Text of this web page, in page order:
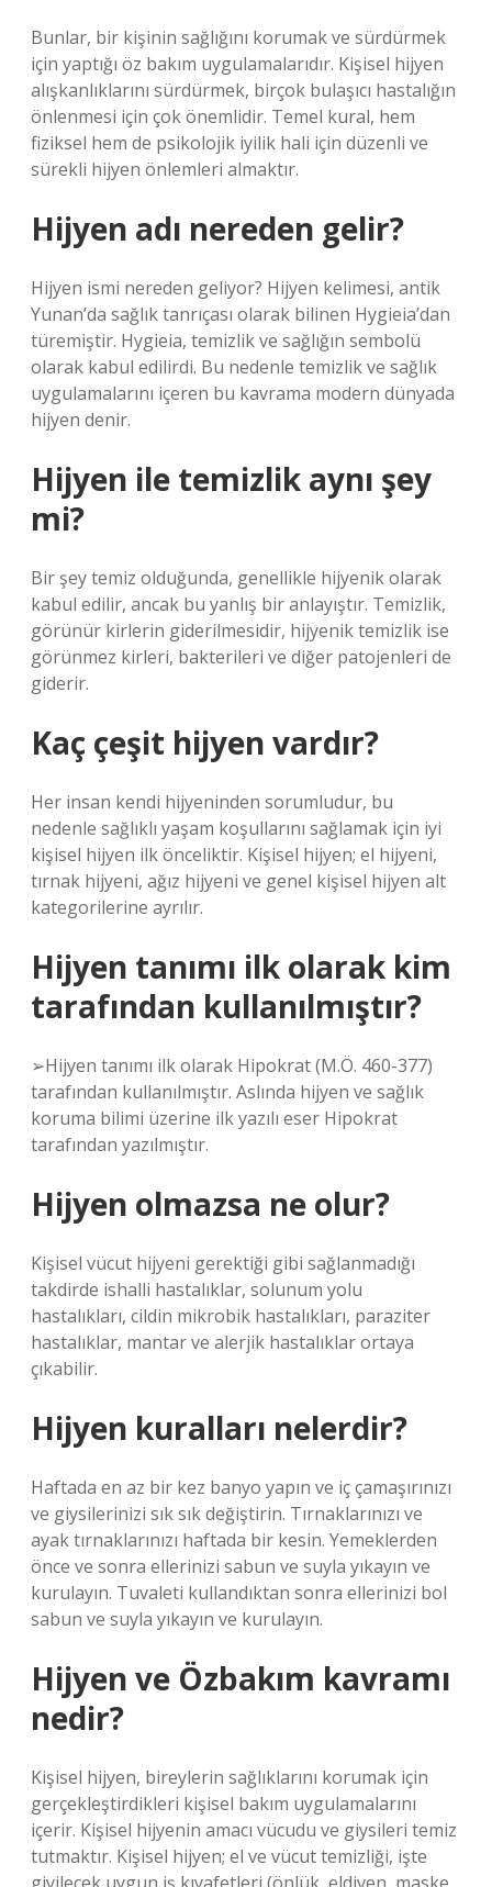
Bunlar, bir kişinin sağlığını korumak ve sürdürmek
için yaptığı öz bakım uygulamalarıdır. Kişisel hijyen
alışkanlıklarını sürdürmek, birçok bulaşıcı hastalığın
önlenmesi için çok önemlidir. Temel kural, hem
fiziksel hem de psikolojik iyilik hali için düzenli ve
sürekli hijyen önlemleri almaktır.
Hijyen adı nereden gelir?
Hijyen ismi nereden geliyor? Hijyen kelimesi, antik
Yunan’da sağlık tanrıçası olarak bilinen Hygieia’dan
türemiştir. Hygieia, temizlik ve sağlığın sembolü
olarak kabul edilirdi. Bu nedenle temizlik ve sağlık
uygulamalarını içeren bu kavrama modern dünyada
hijyen denir.
Hijyen ile temizlik aynı şey
mi?
Bir şey temiz olduğunda, genellikle hijyenik olarak
kabul edilir, ancak bu yanlış bir anlayıştır. Temizlik,
görünür kirlerin giderilmesidir, hijyenik temizlik ise
görünmez kirleri, bakterileri ve diğer patojenleri de
giderir.
Kaç çeşit hijyen vardır?
Her insan kendi hijyeninden sorumludur, bu
nedenle sağlıklı yaşam koşullarını sağlamak için iyi
kişisel hijyen ilk önceliktir. Kişisel hijyen; el hijyeni,
tırnak hijyeni, ağız hijyeni ve genel kişisel hijyen alt
kategorilerine ayrılır.
Hijyen tanımı ilk olarak kim
tarafından kullanılmıştır?
➢Hijyen tanımı ilk olarak Hipokrat (M.Ö. 460-377)
tarafından kullanılmıştır. Aslında hijyen ve sağlık
koruma bilimi üzerine ilk yazılı eser Hipokrat
tarafından yazılmıştır.
Hijyen olmazsa ne olur?
Kişisel vücut hijyeni gerektiği gibi sağlanmadığı
takdirde ishalli hastalıklar, solunum yolu
hastalıkları, cildin mikrobik hastalıkları, paraziter
hastalıklar, mantar ve alerjik hastalıklar ortaya
çıkabilir.
Hijyen kuralları nelerdir?
Haftada en az bir kez banyo yapın ve iç çamaşırınızı
ve giysilerinizi sık sık değiştirin. Tırnaklarınızı ve
ayak tırnaklarınızı haftada bir kesin. Yemeklerden
önce ve sonra ellerinizi sabun ve suyla yıkayın ve
kurulayın. Tuvaleti kullandıktan sonra ellerinizi bol
sabun ve suyla yıkayın ve kurulayın.
Hijyen ve Özbakım kavramı
nedir?
Kişisel hijyen, bireylerin sağlıklarını korumak için
gerçekleştirdikleri kişisel bakım uygulamalarını
içerir. Kişisel hijyenin amacı vücudu ve giysileri temiz
tutmaktır. Kişisel hijyen; el ve vücut temizliği, işte